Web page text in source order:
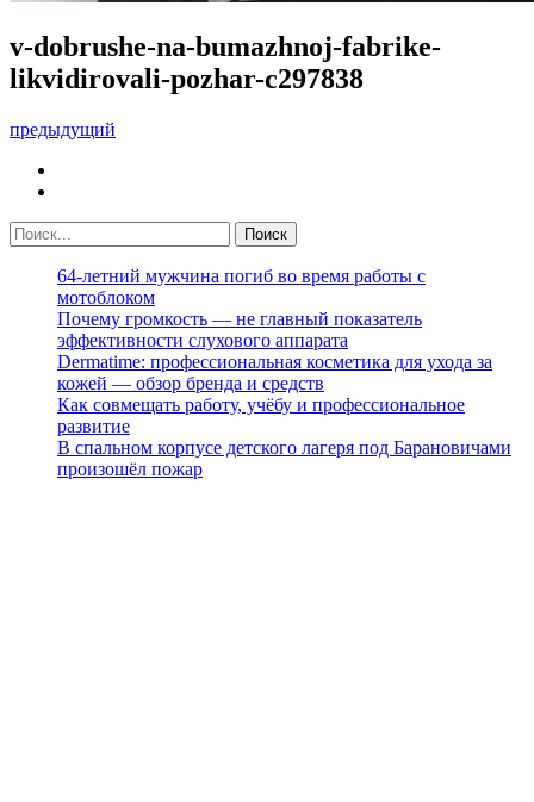
v-dobrushe-na-bumazhnoj-fabrike-
likvidirovali-pozhar-c297838
предыдущий
64-летний мужчина погиб во время работы с
мотоблоком
Почему громкость — не главный показатель
эффективности слухового аппарата
Dermatime: профессиональная косметика для ухода за
кожей — обзор бренда и средств
Как совмещать работу, учёбу и профессиональное
развитие
В спальном корпусе детского лагеря под Барановичами
произошёл пожар